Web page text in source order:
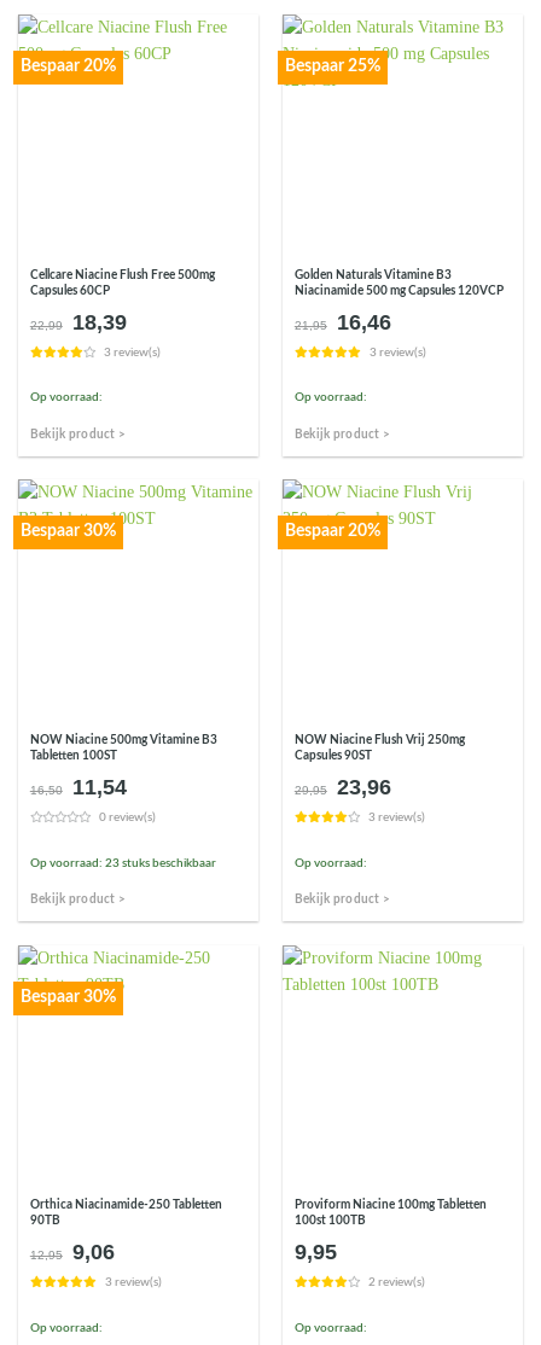
Bespaar 20%
Cellcare Niacine Flush Free 500mg
Capsules 60CP
22,99
Oorspronkelijke
prijs
was:
18,39Huidige
prijs
is:
3 review(s)
Op voorraad:
Bekijk product >
Bespaar 25%
Golden Naturals Vitamine B3
Niacinamide 500 mg Capsules 120VCP
21,95
Oorspronkelijke
prijs
was:
16,46Huidige
prijs
is:
3 review(s)
Op voorraad:
Bekijk product >
Bespaar 30%
NOW Niacine 500mg Vitamine B3
Tabletten 100ST
16,50
Oorspronkelijke
prijs
was:
11,54Huidige
prijs
is:
0 review(s)
Op voorraad: 23 stuks beschikbaar
Bekijk product >
Bespaar 20%
NOW Niacine Flush Vrij 250mg
Capsules 90ST
29,95
Oorspronkelijke
prijs
was:
23,96Huidige
prijs
is:
3 review(s)
Op voorraad:
Bekijk product >
Bespaar 30%
Orthica Niacinamide-250 Tabletten
90TB
12,95
Oorspronkelijke
prijs
was:
9,06Huidige
prijs
is:
3 review(s)
Op voorraad:
Proviform Niacine 100mg Tabletten
100st 100TB
9,95
2 review(s)
Op voorraad: